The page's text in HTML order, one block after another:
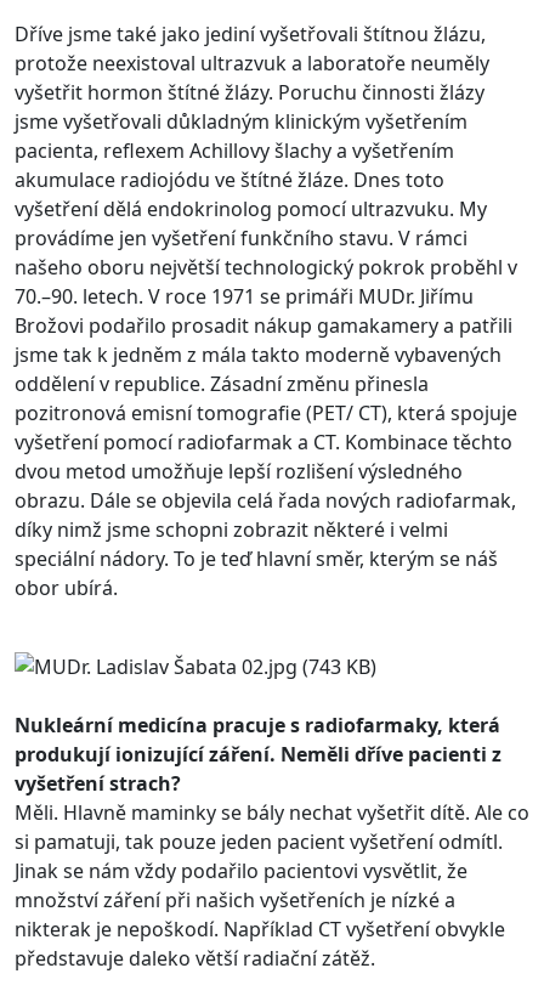
Dříve jsme také jako jediní vyšetřovali štítnou žlázu,
protože neexistoval ultrazvuk a laboratoře neuměly
vyšetřit hormon štítné žlázy. Poruchu činnosti žlázy
jsme vyšetřovali důkladným klinickým vyšetřením
pacienta, reflexem Achillovy šlachy a vyšetřením
akumulace radiojódu ve štítné žláze. Dnes toto
vyšetření dělá endokrinolog pomocí ultrazvuku. My
provádíme jen vyšetření funkčního stavu. V rámci
našeho oboru největší technologický pokrok proběhl v
70.–90. letech. V roce 1971 se primáři MUDr. Jiřímu
Brožovi podařilo prosadit nákup gamakamery a patřili
jsme tak k jedněm z mála takto moderně vybavených
oddělení v republice. Zásadní změnu přinesla
pozitronová emisní tomografie (PET/ CT), která spojuje
vyšetření pomocí radiofarmak a CT. Kombinace těchto
dvou metod umožňuje lepší rozlišení výsledného
obrazu. Dále se objevila celá řada nových radiofarmak,
díky nimž jsme schopni zobrazit některé i velmi
speciální nádory. To je teď hlavní směr, kterým se náš
obor ubírá.
Nukleární medicína pracuje s radiofarmaky, která
produkují ionizující záření. Neměli dříve pacienti z
vyšetření strach?
Měli. Hlavně maminky se bály nechat vyšetřit dítě. Ale co
si pamatuji, tak pouze jeden pacient vyšetření odmítl.
Jinak se nám vždy podařilo pacientovi vysvětlit, že
množství záření při našich vyšetřeních je nízké a
nikterak je nepoškodí. Například CT vyšetření obvykle
představuje daleko větší radiační zátěž.